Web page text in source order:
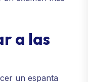
a las
un espanta